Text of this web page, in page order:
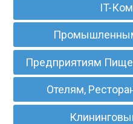
IT-
Предприятиям
Отелям,